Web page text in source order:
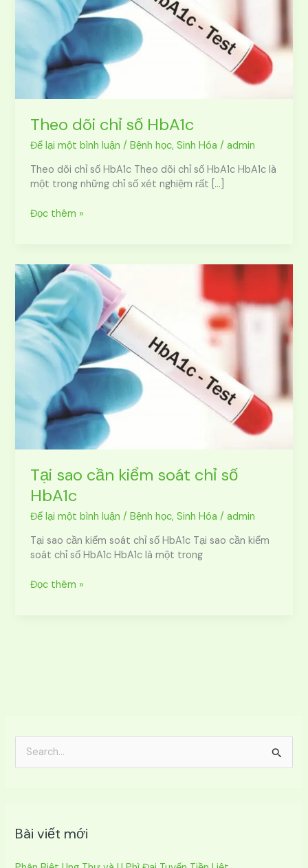
iBài viết mới
Theo dõi chỉ số HbA1c
Để lại một bình luận /Bệnh học,Sinh Hóa /admin
Theo dõi chỉ số HbA1c Theo dõi chỉ số HbA1c HbA1c là
một trong những chỉ số xét nghiệm rất […]
Đọc thêm »
Tại sao cần kiểm soát chỉ số
HbA1c
Để lại một bình luận /Bệnh học,Sinh Hóa /admin
Tại sao cần kiểm soát chỉ số HbA1c Tại sao cần kiểm
soát chỉ số HbA1c HbA1c là một trong
Tại
sao
cần
kiểm
soát
chỉ
số
Đọc thêm »